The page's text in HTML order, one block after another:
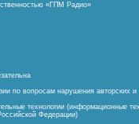
«ГПМ Радио»
по вопросам нарушения авторских
технологии (информационные
Федерации)